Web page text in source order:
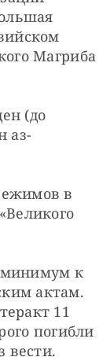
Магриба
(до
аз-
в
к
актам.
11
погибли
вести.